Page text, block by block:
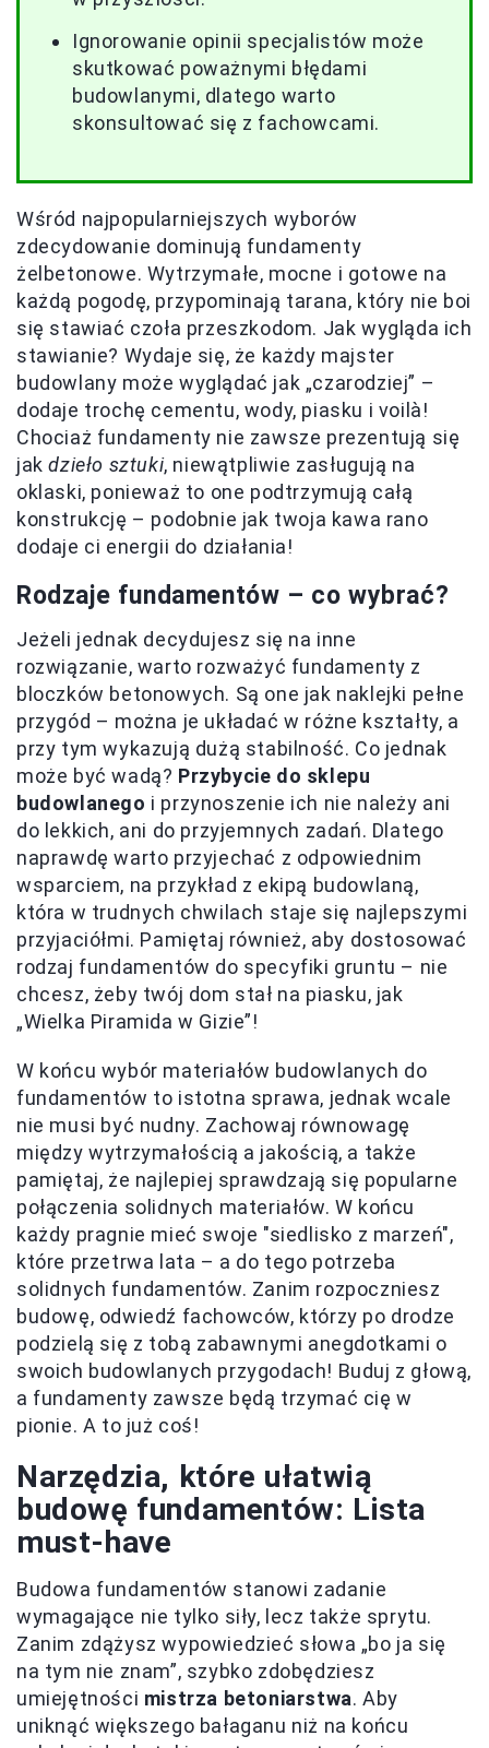
Ignorowanie opinii specjalistów może
skutkować poważnymi błędami
budowlanymi, dlatego warto
skonsultować się z fachowcami.
Wśród najpopularniejszych wyborów
zdecydowanie dominują fundamenty
żelbetonowe. Wytrzymałe, mocne i gotowe na
każdą pogodę, przypominają tarana, który nie boi
się stawiać czoła przeszkodom. Jak wygląda ich
stawianie? Wydaje się, że każdy majster
budowlany może wyglądać jak „czarodziej” –
dodaje trochę cementu, wody, piasku i voilà!
Chociaż fundamenty nie zawsze prezentują się
jakdzieło sztuki, niewątpliwie zasługują na
oklaski, ponieważ to one podtrzymują całą
konstrukcję – podobnie jak twoja kawa rano
dodaje ci energii do działania!
Rodzaje fundamentów – co wybrać?
Jeżeli jednak decydujesz się na inne
rozwiązanie, warto rozważyć fundamenty z
bloczków betonowych. Są one jak naklejki pełne
przygód – można je układać w różne kształty, a
przy tym wykazują dużą stabilność. Co jednak
może być wadą? Przybycie do sklepu
budowlanego i przynoszenie ich nie należy ani
do lekkich, ani do przyjemnych zadań. Dlatego
naprawdę warto przyjechać z odpowiednim
wsparciem, na przykład z ekipą budowlaną,
która w trudnych chwilach staje się najlepszymi
przyjaciółmi. Pamiętaj również, aby dostosować
rodzaj fundamentów do specyfiki gruntu – nie
chcesz, żeby twój dom stał na piasku, jak
„Wielka Piramida w Gizie”!
W końcu wybór materiałów budowlanych do
fundamentów to istotna sprawa, jednak wcale
nie musi być nudny. Zachowaj równowagę
między wytrzymałością a jakością, a także
pamiętaj, że najlepiej sprawdzają się popularne
połączenia solidnych materiałów. W końcu
każdy pragnie mieć swoje "siedlisko z marzeń",
które przetrwa lata – a do tego potrzeba
solidnych fundamentów. Zanim rozpoczniesz
budowę, odwiedź fachowców, którzy po drodze
podzielą się z tobą zabawnymi anegdotkami o
swoich budowlanych przygodach! Buduj z głową,
a fundamenty zawsze będą trzymać cię w
pionie. A to już coś!
Narzędzia, które ułatwią
budowę fundamentów: Lista
must-have
Budowa fundamentów stanowi zadanie
wymagające nie tylko siły, lecz także sprytu.
Zanim zdążysz wypowiedzieć słowa „bo ja się
na tym nie znam”, szybko zdobędziesz
umiejętności mistrza betoniarstwa. Aby
uniknąć większego bałaganu niż na końcu